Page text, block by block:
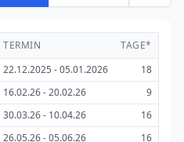
TERMIN
TAGE*
22.12.2025 - 05.01.2026
18
16.02.26 - 20.02.26
9
30.03.26 - 10.04.26
16
26.05.26 - 05.06.26
16